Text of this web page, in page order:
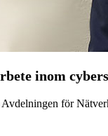
inom
för